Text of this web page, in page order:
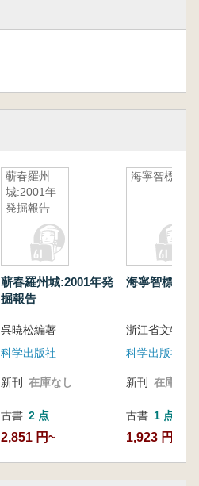
蕲春羅州
城:2001年
発掘報告
蕲春羅州城:2001年発
掘報告
呉暁松編著
科学出版社
新刊 在庫なし
古書 2 点
2,851 円~
海寧智標塔
海寧智標塔
科学出版社
新刊 在庫なし
古書 1 点
1,923 円